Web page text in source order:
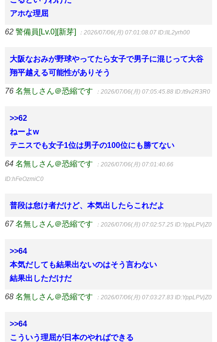
アホな理屈
62 警備員[Lv.0][新芽] ：2026/07/06(月) 07:01:08.07 ID:lIL2yrh00
大阪なおみが野球やってたら女子で男子に混じって大谷
翔平越える可能性がありそう
76 名無しさん＠恐縮です ：2026/07/06(月) 07:05:45.88 ID:/t9v2R3R0
>>62
ねーよw
テニスでも女子1位は男子の100位にも勝てない
64 名無しさん＠恐縮です ：2026/07/06(月) 07:01:40.66
ID:hFeOzmiC0
普段は怠け者だけど、本気出したらこれだよ
67 名無しさん＠恐縮です ：2026/07/06(月) 07:02:57.25 ID:YppLPVjZ0
>>64
本気だしても結果出ないのはそう言わない
結果出しただけだ
68 名無しさん＠恐縮です ：2026/07/06(月) 07:03:27.83 ID:YppLPVjZ0
>>64
こういう理屈が日本のやればできる